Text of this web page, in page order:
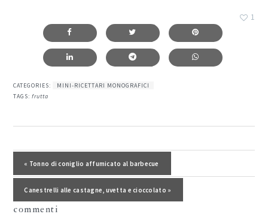
1
CATEGORIES:
MINI-RICETTARI MONOGRAFICI
TAGS:frutta
Post precedente:
« Tonno di coniglio affumicato al barbecue
Post successivo:
Canestrelli alle castagne, uvetta e cioccolato »
del
lettore
commenti